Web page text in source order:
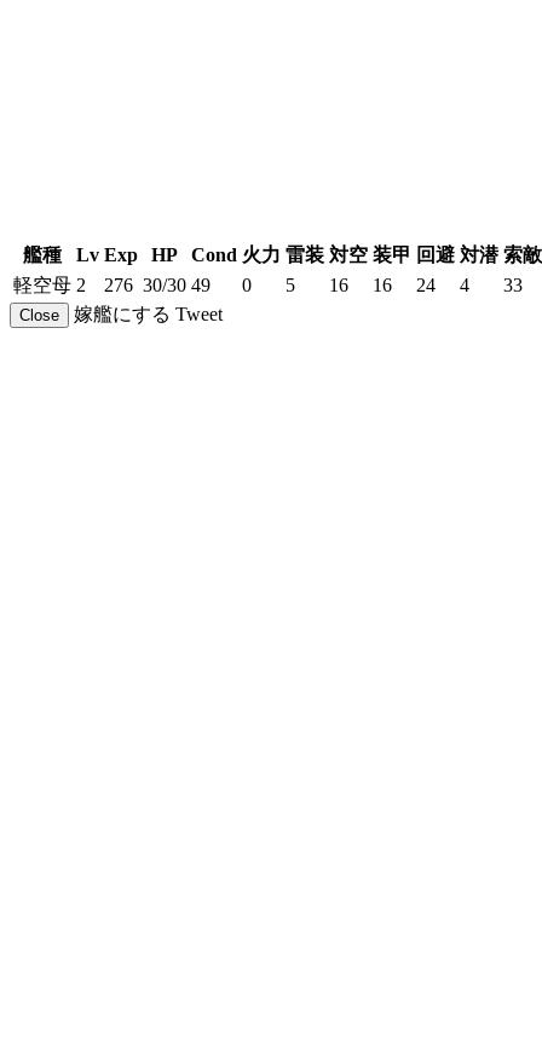
艦種 Lv Exp HP Cond 火力 雷装 対空 装甲 回避 対潜 索敵
軽空母 2 276 30/30 49 0 5 16 16 24 4 33
Close 嫁艦にする Tweet